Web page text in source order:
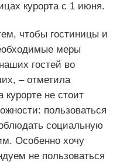
курорта с 1 июня.
чтобы гостиницы и
меры
гостей во
– отметила
не стоит
пользоваться
социальную
Особенно хочу
не пользоваться